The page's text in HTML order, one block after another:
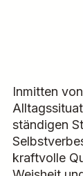
Inmitten
ständigen
kraftvolle